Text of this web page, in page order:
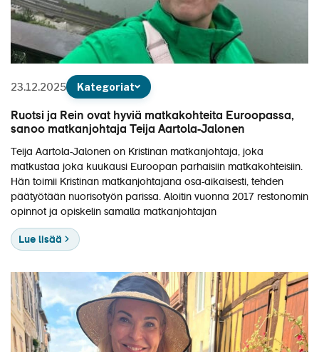
23.12.2025 Kategoriat
Ruotsi ja Rein ovat hyviä matkakohteita Euroopassa,
sanoo matkanjohtaja Teija Aartola-Jalonen
Teija Aartola-Jalonen on Kristinan matkanjohtaja, joka
matkustaa joka kuukausi Euroopan parhaisiin matkakohteisiin.
Hän toimii Kristinan matkanjohtajana osa-aikaisesti, tehden
päätyötään nuorisotyön parissa. Aloitin vuonna 2017 restonomin
opinnot ja opiskelin samalla matkanjohtajan
Lue lisää